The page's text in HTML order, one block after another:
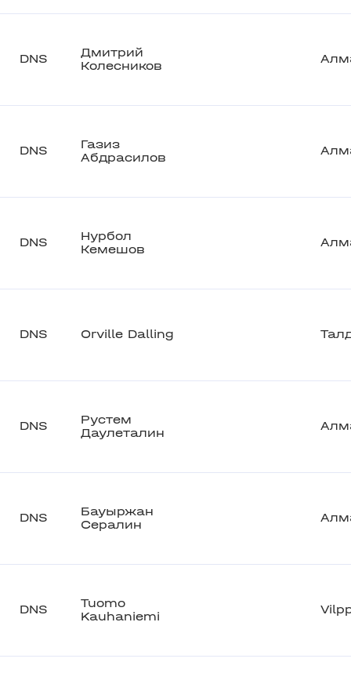
DNS
Дмитрий
Колесников
DNS
Газиз
Абдрасилов
DNS
Нурбол
Кемешов
DNS Orville Dalling
DNS
Рустем
Даулеталин
DNS
Бауыржан
Сералин
DNS
Tuomo
Kauhaniemi